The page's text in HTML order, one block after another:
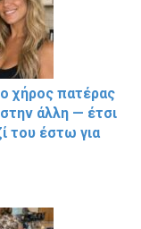
χήρος πατέρας
άλλη — έτσι
του έστω για